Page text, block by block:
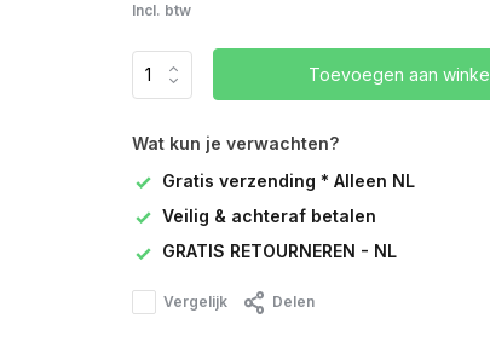
Incl. btw
Toevoegen aan
Wat kun je verwachten?
Gratis verzending * Alleen NL
Veilig & achteraf betalen
GRATIS RETOURNEREN - NL
Vergelijk Delen